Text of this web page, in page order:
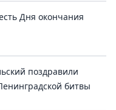
Дня окончания
поздравили
битвы